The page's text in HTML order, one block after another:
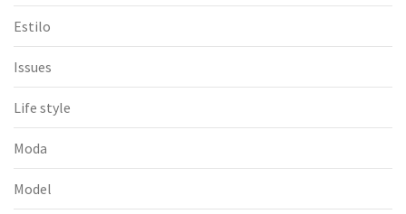
Estilo
Issues
Life style
Moda
Model